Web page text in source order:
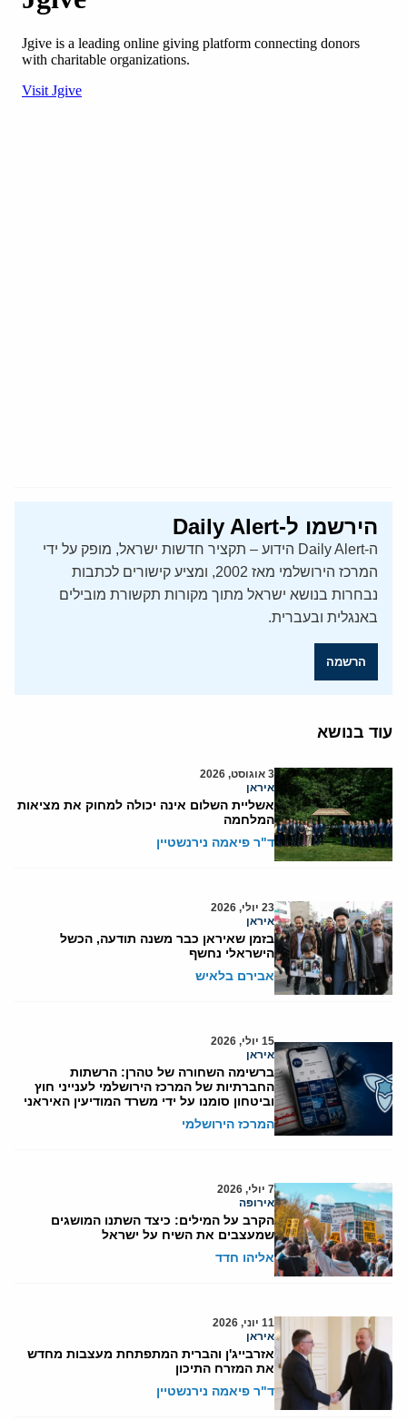
הירשמו ל-Daily Alert
ה-Daily Alert הידוע – תקציר חדשות ישראל, מופק על ידי
המרכז הירושלמי מאז 2002, ומציע קישורים לכתבות
נבחרות בנושא ישראל מתוך מקורות תקשורת מובילים
באנגלית ובעברית.
הרשמה
עוד בנושא
3 אוגוסט, 2026
איראן
אשליית השלום אינה יכולה למחוק את מציאות
המלחמה
ד"ר פיאמה נירנשטיין
23 יולי, 2026
איראן
בזמן שאיראן כבר משנה תודעה, הכשל
הישראלי נחשף
אבירם בלאיש
15 יולי, 2026
איראן
ברשימה השחורה של טהרן: הרשתות
החברתיות של המרכז הירושלמי לענייני חוץ
וביטחון סומנו על ידי משרד המודיעין האיראני
המרכז הירושלמי
7 יולי, 2026
אירופה
הקרב על המילים: כיצד השתנו המושגים
שמעצבים את השיח על ישראל
אליהו חדד
11 יוני, 2026
איראן
אזרבייג'ן והברית המתפתחת מעצבות מחדש
את המזרח התיכון
ד"ר פיאמה נירנשטיין